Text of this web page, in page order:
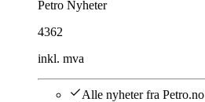
Petro Nyheter
4362
inkl. mva
Alle nyheter fra Petro.no